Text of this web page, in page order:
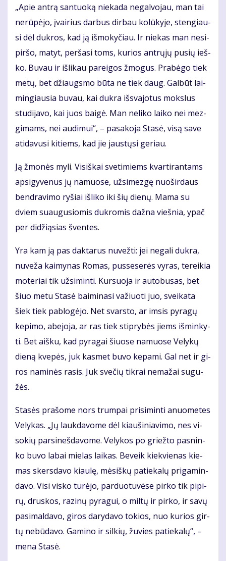
„Apie an­trą san­tuo­ką nie­ka­da ne­gal­vo­jau, man tai
ne­rū­pė­jo, įvai­rius dar­bus dir­bau ko­lū­ky­je, sten­giau­
si dėl duk­ros, kad ją iš­mo­ky­čiau. Ir nie­kas man ne­si­
pir­šo, ma­tyt, per­ša­si toms, ku­rios ant­rų­jų pu­sių ieš­
ko. Bu­vau ir iš­li­kau pa­rei­gos žmo­gus. Pra­bė­go tiek
me­tų, bet džiaugs­mo bū­ta ne tiek daug. Gal­būt lai­
min­giau­sia bu­vau, kai duk­ra iš­sva­jo­tus moks­lus
stu­di­ja­vo, kai juos bai­gė. Man ne­li­ko lai­ko nei mez­
gi­mams, nei au­di­mui“, – pa­sa­ko­ja Sta­sė, vi­są sa­ve
ati­da­vu­si ki­tiems, kad jie jaus­tų­si ge­riau.
Ją žmo­nės my­li. Vi­siš­kai sve­ti­miems kvar­ti­ran­tams
ap­si­gy­ve­nus jų na­muo­se, už­si­mez­gę nuo­šir­daus
ben­dra­vi­mo ry­šiai iš­li­ko iki šių die­nų. Ma­ma su
dviem su­au­gu­sio­mis duk­ro­mis daž­na vieš­nia, ypač
per di­dži­ą­sias šven­tes.
Yra kam ją pas dak­ta­rus nu­vež­ti: jei ne­ga­li duk­ra,
nu­ve­ža kai­my­nas Ro­mas, pus­se­se­rės vy­ras, te­rei­kia
mo­te­riai tik už­si­min­ti. Kur­suo­ja ir au­to­bu­sas, bet
šiuo me­tu Sta­sė bai­mi­na­si va­žiuo­ti juo, svei­ka­ta
šiek tiek pa­blo­gė­jo. Net svars­to, ar im­sis py­ra­gų
ke­pi­mo, abe­jo­ja, ar ras tiek stip­ry­bės jiems iš­min­ky­
ti. Bet aiš­ku, kad py­ra­gai šiuo­se na­muo­se Ve­ly­kų
die­ną kve­pės, juk kas­met bu­vo ke­pa­mi. Gal net ir gi­
ros na­mi­nės ra­sis. Juk sve­čių tik­rai ne­ma­žai su­gu­
žės.
Sta­sės pra­šo­me nors trum­pai pri­si­min­ti anuo­me­tes
Ve­ly­kas. „Jų lauk­da­vo­me dėl kiau­ši­nia­vi­mo, nes vi­
so­kių par­si­neš­da­vo­me. Ve­ly­kos po griež­to pas­nin­
ko bu­vo la­bai mie­las lai­kas. Be­veik kiek­vie­nas kie­
mas skers­da­vo kiau­lę, mė­siš­kų pa­tie­ka­lų pri­ga­min­
da­vo. Vi­si vis­ko tu­rė­jo, par­duo­tu­vė­se pir­ko tik pi­pi­
rų, drus­kos, ra­zi­nų py­ra­gui, o mil­tų ir pir­ko, ir sa­vų
pa­si­mal­da­vo, gi­ros da­ry­da­vo to­kios, nuo ku­rios gir­
tų ne­bū­da­vo. Ga­mi­no ir sil­kių, žu­vies pa­tie­ka­lų“, –
me­na Sta­sė.